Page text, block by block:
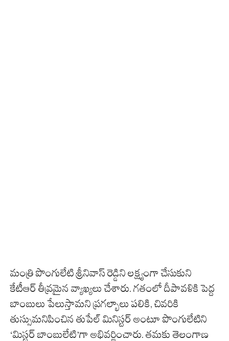
మంత్రి పొంగులేటి శ్రీనివాస్ రెడ్డిని లక్ష్యంగా చేసుకుని
కేటీఆర్ తీవ్రమైన వ్యాఖ్యలు చేశారు. గతంలో దీపావళికి పెద్ద
బాంబులు పేలుస్తామని ప్రగల్భాలు పలికి, చివరికి
తుస్సుమనిపించిన తుపేల్ మినిస్టర్ అంటూ పొంగులేటిని
‘మిస్టర్ బాంబులేటి’గా అభివర్ణించారు. తమకు తెలంగాణ